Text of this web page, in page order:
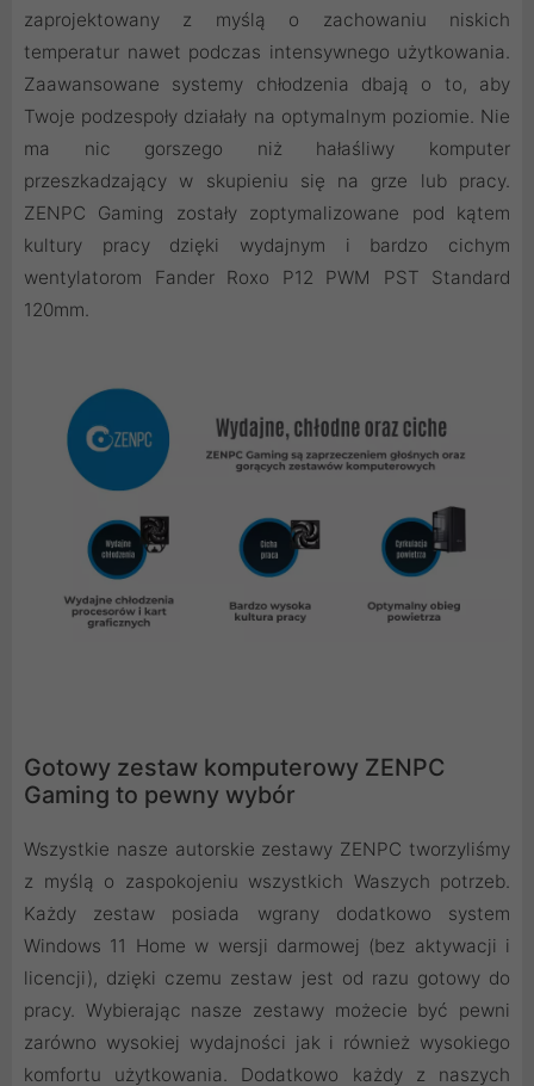
zaprojektowany z myślą o zachowaniu niskich
temperatur nawet podczas intensywnego użytkowania.
Zaawansowane systemy chłodzenia dbają o to, aby
Twoje podzespoły działały na optymalnym poziomie. Nie
ma nic gorszego niż hałaśliwy komputer
przeszkadzający w skupieniu się na grze lub pracy.
ZENPC Gaming zostały zoptymalizowane pod kątem
kultury pracy dzięki wydajnym i bardzo cichym
wentylatorom Fander Roxo P12 PWM PST Standard
120mm.
Gotowy zestaw komputerowy ZENPC
Gaming to pewny wybór
Wszystkie nasze autorskie zestawy ZENPC tworzyliśmy
z myślą o zaspokojeniu wszystkich Waszych potrzeb.
Każdy zestaw posiada wgrany dodatkowo system
Windows 11 Home w wersji darmowej (bez aktywacji i
licencji), dzięki czemu zestaw jest od razu gotowy do
pracy. Wybierając nasze zestawy możecie być pewni
zarówno wysokiej wydajności jak i również wysokiego
komfortu użytkowania. Dodatkowo każdy z naszych